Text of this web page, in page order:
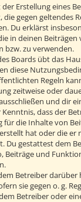
Erstellung eines
gegen geltendes
Du erklärst
in deinen
bzw. zu verwenden.
Boards übt das
diese
Regeln
zeitweise oder
und dir
dass der
für die Inhalte von
hat oder die er
Du gestattest dem
Beiträge und
Betreiber darüber
sie gegen o. g.
Betreiber oder